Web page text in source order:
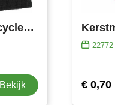
Muts Jayden | Gerecycled | Gebreid
Bekijk
22772
€ 0,70